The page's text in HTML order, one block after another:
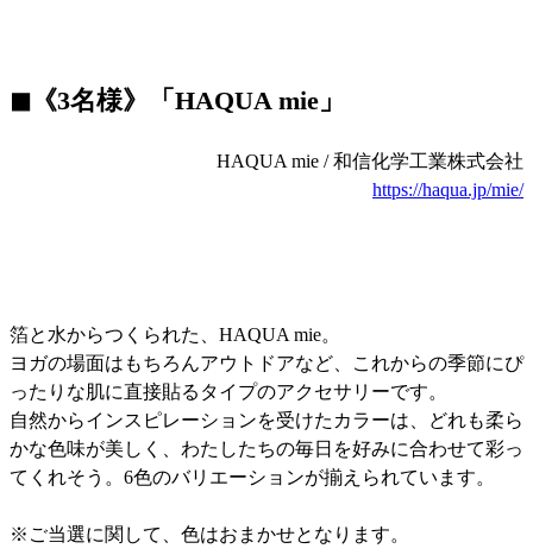
◼︎《3名様》「HAQUA mie」
HAQUA mie / 和信化学工業株式会社
https://haqua.jp/mie/
箔と水からつくられた、HAQUA mie。
ヨガの場面はもちろんアウトドアなど、これからの季節にぴ
ったりな肌に直接貼るタイプのアクセサリーです。
自然からインスピレーションを受けたカラーは、どれも柔ら
かな色味が美しく、わたしたちの毎日を好みに合わせて彩っ
てくれそう。6色のバリエーションが揃えられています。
※ご当選に関して、色はおまかせとなります。